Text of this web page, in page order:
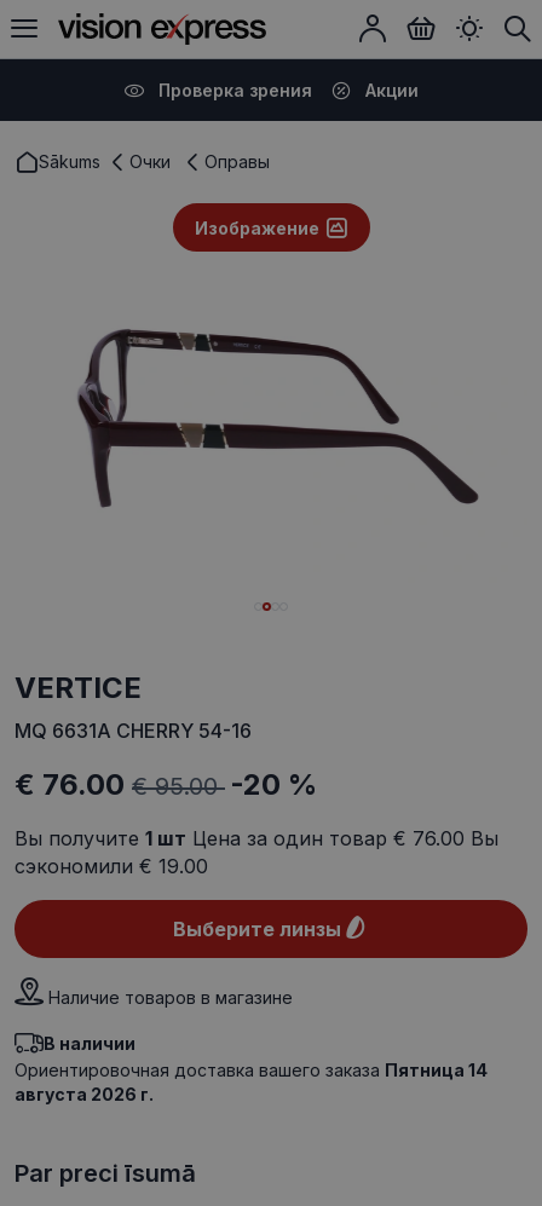
Проверка зрения Акции
Sākums Очки Оправы
Изображение
VERTICE
MQ 6631A CHERRY 54-16
€ 76.00 € 95.00 -20 %
Вы получите 1 шт Цена за один товар € 76.00 Вы
сэкономили € 19.00
Выберите линзы
Наличие товаров в магазине
В наличии
Ориентировочная доставка вашего заказа Пятница 14
августа 2026 г.
Par preci īsumā